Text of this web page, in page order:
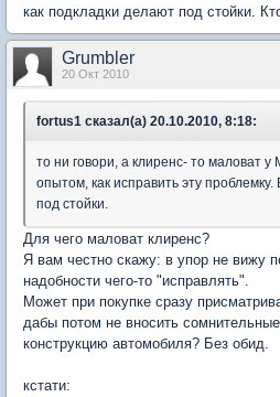
как подкладки делают под стойки.
Grumbler
20 Окт 2010
fortus1 сказал(а) 20.10.2010, 8:18:
то ни говори, а клиренс- то маловат
опытом, как исправить эту
под стойки.
Для чего маловат клиренс?
Я вам честно скажу: в упор не вижу
надобности чего-то "исправлять".
Может при покупке сразу
дабы потом не вносить
конструкцию автомобиля? Без обид.
кстати: